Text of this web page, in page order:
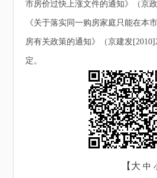
市房价过快上涨文件的通知》（京政
《关于落实同一购房家庭只能在本
房有关政策的通知》（京建发
定。
【大 中